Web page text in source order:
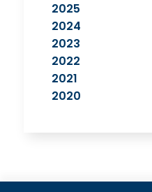
2025
2024
2023
2022
2021
2020